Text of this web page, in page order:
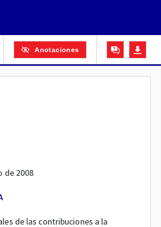
Anotaciones
de 2008
de las contribuciones a la